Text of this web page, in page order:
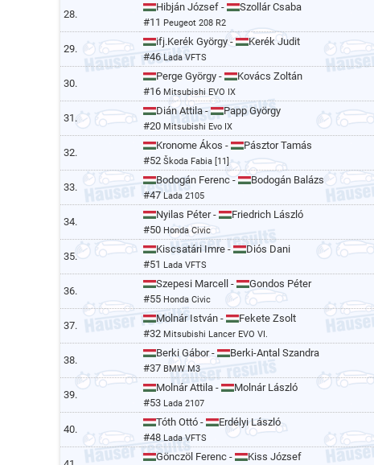
28.
Hibján József -
Szollár Csaba
#11 Peugeot 208 R2
29.
ifj.Kerék György -
Kerék Judit
#46 Lada VFTS
30.
Perge György -
Kovács Zoltán
#16 Mitsubishi EVO IX
31.
Dián Attila -
Papp György
#20 Mitsubishi Evo IX
32.
Kronome Ákos -
Pásztor Tamás
#52 Škoda Fabia [11]
33.
Bodogán Ferenc -
Bodogán Balázs
#47 Lada 2105
34.
Nyilas Péter -
Friedrich László
#50 Honda Civic
35.
Kiscsatári Imre -
Diós Dani
#51 Lada VFTS
36.
Szepesi Marcell -
Gondos Péter
#55 Honda Civic
37.
Molnár István -
Fekete Zsolt
#32 Mitsubishi Lancer EVO VI.
38.
Berki Gábor -
Berki-Antal Szandra
#37 BMW M3
39.
Molnár Attila -
Molnár László
#53 Lada 2107
40.
Tóth Ottó -
Erdélyi László
#48 Lada VFTS
Gönczöl Ferenc - Kiss József